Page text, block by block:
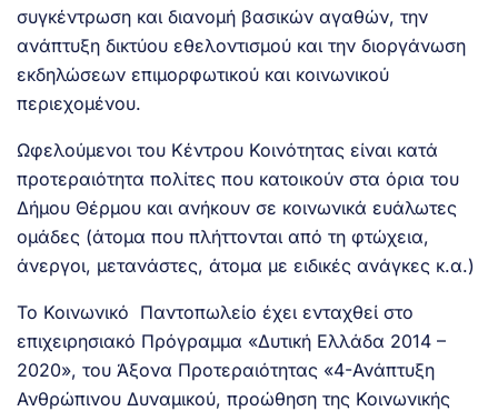
συγκέντρωση και διανομή βασικών αγαθών, την
ανάπτυξη δικτύου εθελοντισμού και την διοργάνωση
εκδηλώσεων επιμορφωτικού και κοινωνικού
περιεχομένου.
Ωφελούμενοι του Κέντρου Κοινότητας είναι κατά
προτεραιότητα πολίτες που κατοικούν στα όρια του
Δήμου Θέρμου και ανήκουν σε κοινωνικά ευάλωτες
ομάδες (άτομα που πλήττονται από τη φτώχεια,
άνεργοι, μετανάστες, άτομα με ειδικές ανάγκες κ.α.)
Το Κοινωνικό Παντοπωλείο έχει ενταχθεί στο
επιχειρησιακό Πρόγραμμα «Δυτική Ελλάδα 2014 –
2020», του Άξονα Προτεραιότητας «4-Ανάπτυξη
Ανθρώπινου Δυναμικού, προώθηση της Κοινωνικής